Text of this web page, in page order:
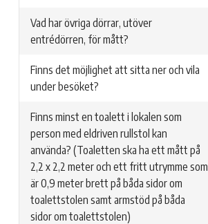
Vad har övriga dörrar, utöver
entrédörren, för mått?
Finns det möjlighet att sitta ner och vila
under besöket?
Finns minst en toalett i lokalen som
person med eldriven rullstol kan
använda? (Toaletten ska ha ett mått på
2,2 x 2,2 meter och ett fritt utrymme som
är 0,9 meter brett på båda sidor om
toalettstolen samt armstöd på båda
sidor om toalettstolen)